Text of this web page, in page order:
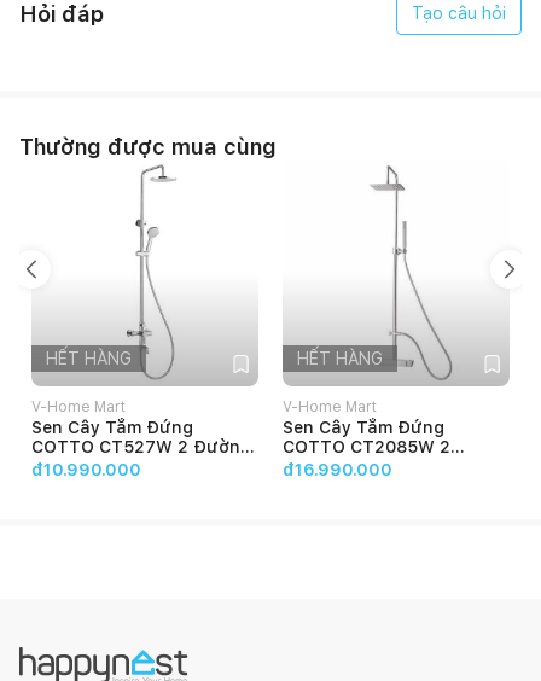
Hỏi đáp Tạo câu hỏi
Thường được mua cùng
HẾT HÀNG
V-Home Mart
Sen Cây Tắm Đứng
COTTO CT527W 2 Đường
Nước Nhiệt Độ Nóng Lạnh
đ10.990.000
HẾT HÀNG
V-Home Mart
Sen Cây Tắm Đứng
COTTO CT2085W 2
Đường Nước Nhiệt Độ
đ16.990.000